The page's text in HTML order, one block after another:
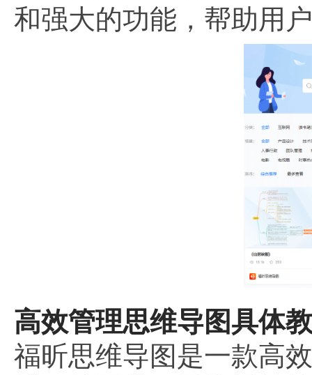
和强大的功能，帮助用
高效管理思维导图具体
福昕思维导图是一款高